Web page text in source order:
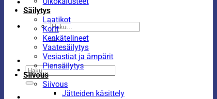
Etsi:
Etsi:
Säilytys
Laatikot
Korit
Kenkätelineet
Vaatesäilytys
Vesiastiat ja ämpärit
Piensäilytys
Siivous
Siivous
Jätteiden käsittely